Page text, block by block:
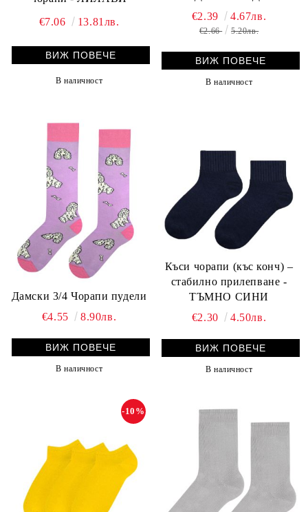
€7.06
13.81лв.
ВИЖ ПОВЕЧЕ
В наличност
€2.39
4.67лв.
€2.66 5.20лв.
ВИЖ ПОВЕЧЕ
В наличност
Дамски 3/4 Чорапи пудели
€4.55
8.90лв.
ВИЖ ПОВЕЧЕ
В наличност
Къси чорапи (къс конч) –
стабилно прилепване -
ТЪМНО СИНИ
€2.30
4.50лв.
ВИЖ ПОВЕЧЕ
В наличност
-10%